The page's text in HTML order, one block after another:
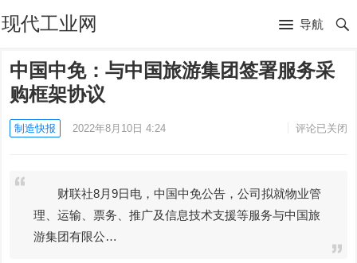
现代工业网 导航
中国中免：与中国旅游集团签署服务采
购框架协议
制造快报 2022年8月10日 4:24 评论已关闭
财联社8月9日电，中国中免公告，公司拟就物业管
理、运输、票务、推广及信息技术支援等服务与中国旅
游集团有限公…